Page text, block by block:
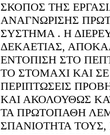
ΣΚΟΠΟΣ ΤΗΣ
ΑΝΑΓΝΩΡΙΣΗΣ
ΣΥΣΤΗΜΑ . Η
ΔΕΚΑΕΤΙΑΣ,
ΕΝΤΟΠΙΣΗ ΣΤΟ
ΤΟ ΣΤΟΜΑΧΙ ΚΑΙ
ΠΕΡΙΠΤΩΣΕΙΣ
ΚΑΙ ΑΚΟΛΟΥΘΩΣ
ΤΑ ΠΡΩΤΟΠΑΘΗ
ΣΠΑΝΙΟΤΗΤΑ ΤΟΥΣ,